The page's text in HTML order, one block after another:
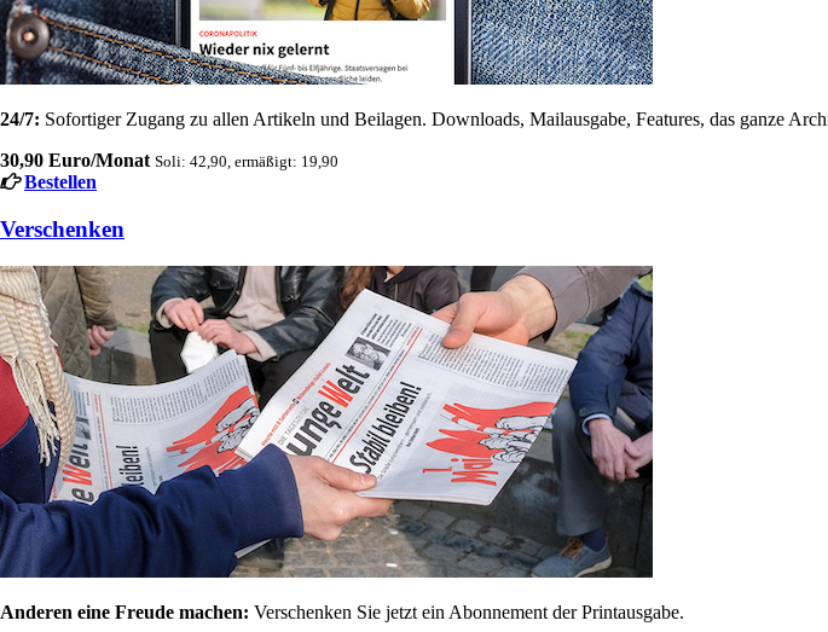
24/7: Sofortiger Zugang zu allen Artikeln und Beilagen. Downloads, Mailausgabe, Features, das ganze
30,90 Euro/Monat Soli: 42,90, ermäßigt: 19,90
Bestellen
Verschenken
Anderen eine Freude machen: Verschenken Sie jetzt ein Abonnement der Printausgabe.